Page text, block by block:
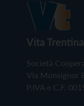
Vita
Società
Via Monsignor
P.IVA e C.F.